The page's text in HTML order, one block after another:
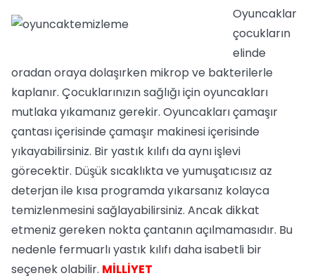
Oyuncaklar
çocukların
elinde
oradan oraya dolaşırken mikrop ve bakterilerle
kaplanır. Çocuklarınızın sağlığı için oyuncakları
mutlaka yıkamanız gerekir. Oyuncakları çamaşır
çantası içerisinde çamaşır makinesi içerisinde
yıkayabilirsiniz. Bir yastık kılıfı da aynı işlevi
görecektir. Düşük sıcaklıkta ve yumuşatıcısız az
deterjan ile kısa programda yıkarsanız kolayca
temizlenmesini sağlayabilirsiniz. Ancak dikkat
etmeniz gereken nokta çantanın açılmamasıdır. Bu
nedenle fermuarlı yastık kılıfı daha isabetli bir
seçenek olabilir. MİLLİYET